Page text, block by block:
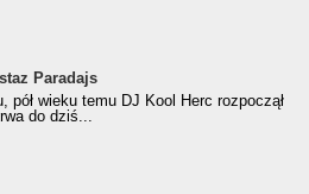
za
Album Roku
Paradajs
pół wieku temu DJ Kool Herc rozpoczął
do dziś...